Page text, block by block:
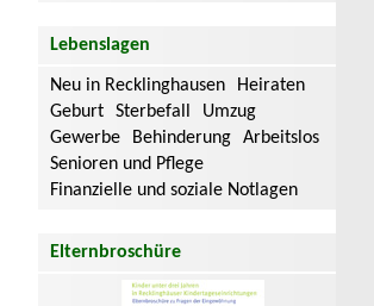
Lebenslagen
Neu in Recklinghausen
Heiraten
Geburt
Sterbefall
Umzug
Gewerbe
Behinderung
Arbeitslos
Senioren und Pflege
Finanzielle und soziale Notlagen
Elternbroschüre